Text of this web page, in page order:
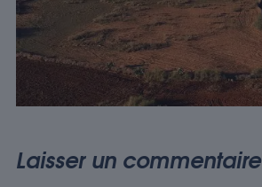
Laisser un commentaire